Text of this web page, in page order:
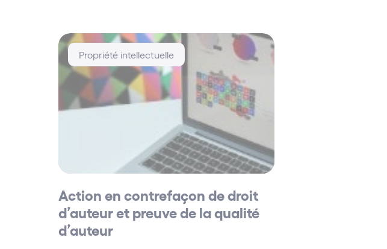
Propriété intellectuelle
Action en contrefaçon de droit
d’auteur et preuve de la qualité
d’auteur